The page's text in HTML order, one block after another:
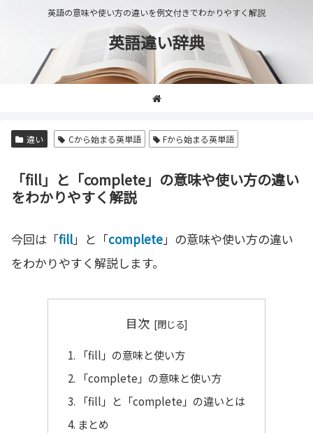
英語の意味や使い方の違いを例文付きでわかりやすく解説
英語違い辞典
違い Cから始まる英単語 Fから始まる英単語
「fill」と「complete」の意味や使い方の違い
をわかりやすく解説
今回は「fill」と「complete」の意味や使い方の違い
をわかりやすく解説します。
目次
「fill」の意味と使い方
「complete」の意味と使い方
「fill」と「complete」の違いとは
まとめ